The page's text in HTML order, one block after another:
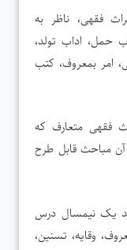
فقهی، ناظر به
حمل، اداب تولد،
امر بمعروف، کتب
فقهی متعارف که
آن مباحث قابل طرح
حد یک نیمسال درس
وقایه، تسنین،